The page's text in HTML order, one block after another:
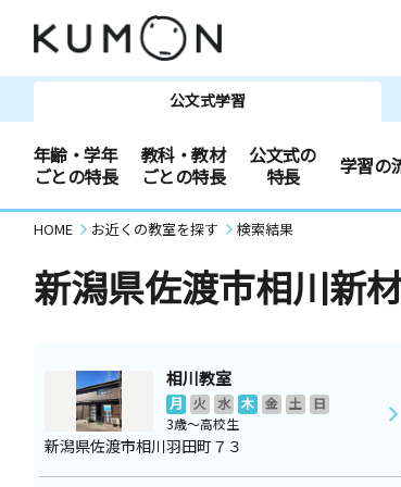
公文式学習
年齢・学年
ごとの特長
教科・教材
ごとの特長
公文式の
特長
学習の
HOME お近くの教室を探す 検索結果
新潟県佐渡市相川新
相川教室
月 火 水 木 金 土
日
3歳～高校生
新潟県佐渡市相川羽田町７３